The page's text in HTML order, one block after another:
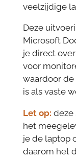
veelzijdige
Deze
Microsoft
je direct
voor
waardoor
is als vaste
Let op: deze
het
je de laptop
daarom het